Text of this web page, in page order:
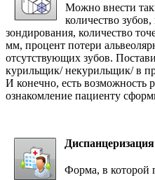
Можно внести
количество
зондирования, количество
мм, процент потери
отсутствующих зубов.
курильщик/ некурильщик/ в
И конечно, есть возможность
ознакомление пациенту
Диспанцеризация
Форма, в которой